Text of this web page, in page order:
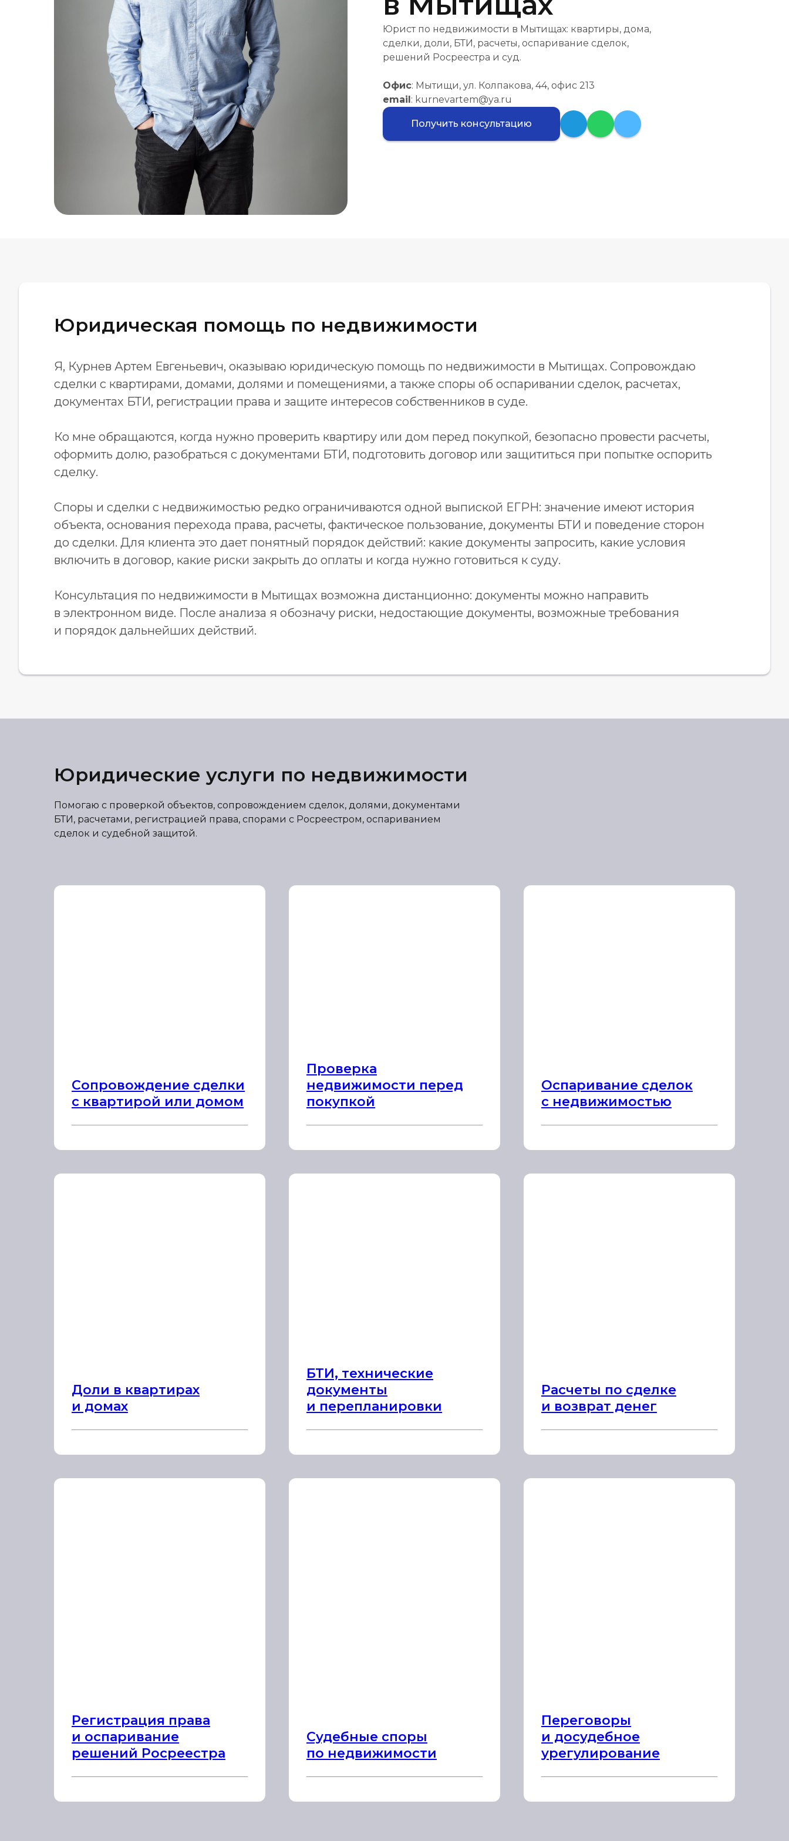
Юрист по недвижимости в Мытищах: квартиры, дома,
сделки, доли, БТИ, расчеты, оспаривание сделок,
решений Росреестра и суд.
Офис: Мытищи, ул. Колпакова, 44, офис 213
email: kurnevartem@ya.ru
Получить консультацию
Юридическая помощь по недвижимости
Я, Курнев Артем Евгеньевич, оказываю юридическую помощь по недвижимости в Мытищах. Сопровождаю
сделки с квартирами, домами, долями и помещениями, а также споры об оспаривании сделок, расчетах,
документах БТИ, регистрации права и защите интересов собственников в суде.
Ко мне обращаются, когда нужно проверить квартиру или дом перед покупкой, безопасно провести расчеты,
оформить долю, разобраться с документами БТИ, подготовить договор или защититься при попытке оспорить
сделку.
Споры и сделки с недвижимостью редко ограничиваются одной выпиской ЕГРН: значение имеют история
объекта, основания перехода права, расчеты, фактическое пользование, документы БТИ и поведение сторон
до сделки. Для клиента это дает понятный порядок действий: какие документы запросить, какие условия
включить в договор, какие риски закрыть до оплаты и когда нужно готовиться к суду.
Консультация по недвижимости в Мытищах возможна дистанционно: документы можно направить
в электронном виде. После анализа я обозначу риски, недостающие документы, возможные требования
и порядок дальнейших действий.
Юридические услуги по недвижимости
Помогаю с проверкой объектов, сопровождением сделок, долями, документами
БТИ, расчетами, регистрацией права, спорами с Росреестром, оспариванием
сделок и судебной защитой.
Сопровождение сделки
с квартирой или домом
Проверка
недвижимости перед
покупкой
Оспаривание сделок
с недвижимостью
Доли в квартирах
и домах
БТИ, технические
документы
и перепланировки
Расчеты по сделке
и возврат денег
Регистрация права
и оспаривание
решений Росреестра
Судебные споры
по недвижимости
Переговоры
и досудебное
урегулирование